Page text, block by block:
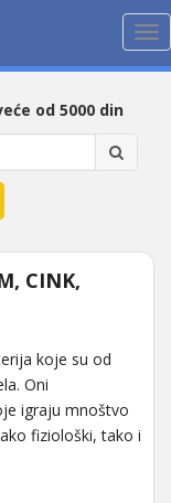
od 5000 din
CINK,
koje su od
Oni
igraju mnoštvo
fiziološki, tako i